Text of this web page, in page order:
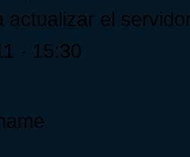
actualizar el
- 15:30